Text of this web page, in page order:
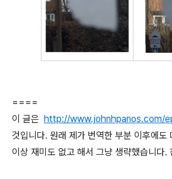
====
이 글은 http://www.johnhpanos.com/
것입니다. 원래 제가 번역한 부분 이후에도
이상 재미도 없고 해서 그냥 생략했습니다.